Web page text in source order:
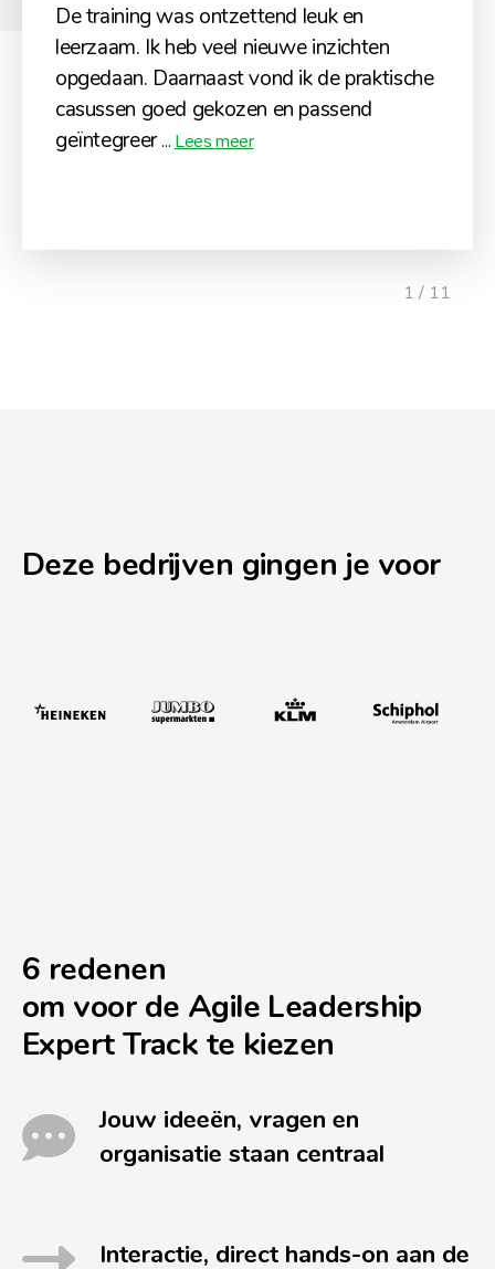
De training was ontzettend leuk en
leerzaam. Ik heb veel nieuwe inzichten
opgedaan. Daarnaast vond ik de praktische
casussen goed gekozen en passend
geïntegreer ... Lees meer
1 / 11
Deze bedrijven gingen je voor
6 redenen
om voor de Agile Leadership
Expert Track te kiezen
Jouw ideeën, vragen en
organisatie staan centraal
Interactie, direct hands-on aan de